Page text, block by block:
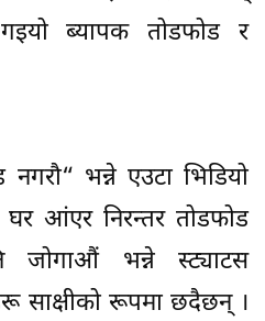
ब्यापक तोडफोड र
भन्ने एउटा भिडियो
घर आंएर निरन्तर तोडफोड
जोगाऔं भन्ने स्ट्याटस
साक्षीको रूपमा छदैछन् ।